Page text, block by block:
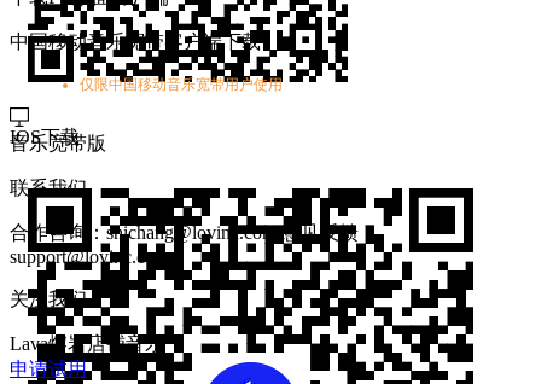
IOS下载
中国移动音乐宽带客户端下载
仅限中国移动音乐宽带用户使用
音乐宽带版
联系我们
合作咨询：shichang@lovinc.com 意见反馈：
support@lovinc.com
关注我们
Lava熔岩店铺音乐
申请试用